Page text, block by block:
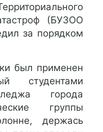
(БУЗОО
за порядком
был применен
студентами
города
группы
держась